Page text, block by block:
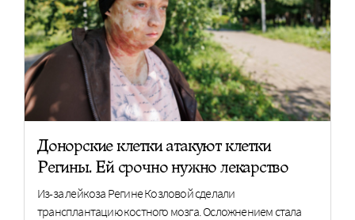
Донорские клетки атакуют клетки
Регины. Ей срочно нужно лекарство
Из-за лейкоза Регине Козловой сделали
трансплантацию костного мозга. Осложнением стала